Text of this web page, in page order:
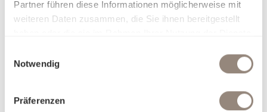
Partner führen diese Informationen möglicherweise mit
weiteren Daten zusammen, die Sie ihnen bereitgestellt
Notwendig
Präferenzen